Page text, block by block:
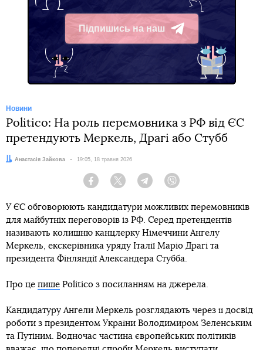
Підпишись на наш
Telegram
Новини
Politico: На роль перемовника з РФ від ЄС
претендують Меркель, Драгі або Стубб
Автор:
Анастасія Зайкова Дата:
19:05, 18 травня 2026
Facebook Twitter Telegram
У ЄС обговорюють кандидатури можливих перемовників
для майбутніх переговорів із РФ. Серед претендентів
називають колишню канцлерку Німеччини Ангелу
Меркель, екскерівника уряду Італії Маріо Драгі та
президента Фінляндії Александера Стубба.
Про це пише Politico з посиланням на джерела.
Кандидатуру Ангели Меркель розглядають через її досвід
роботи з президентом України Володимиром Зеленським
та Путіним. Водночас частина європейських політиків